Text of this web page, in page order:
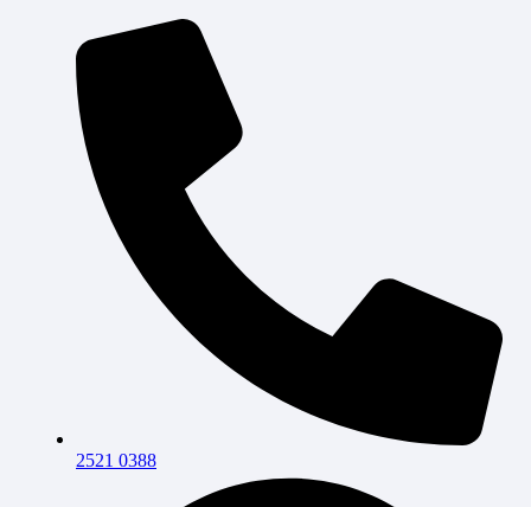
2521 0388